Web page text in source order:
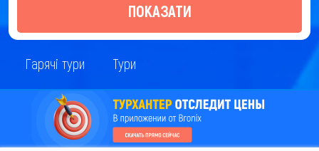
ПОКАЗАТИ
Гарячі тури Тури